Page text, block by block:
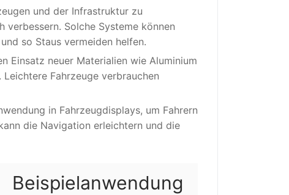
und der Infrastruktur zu
Solche Systeme können
so Staus vermeiden helfen.
Einsatz neuer Materialien wie Aluminium
Fahrzeuge verbrauchen
in Fahrzeugdisplays, um Fahrern
die Navigation erleichtern und die
Beispielanwendung